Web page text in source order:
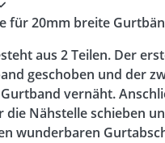
für 20mm breite
aus 2 Teilen. Der
geschoben und der
vernäht.
die Nähstelle schieben
wunderbaren